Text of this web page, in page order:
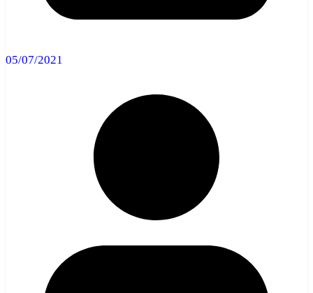
05/07/2021